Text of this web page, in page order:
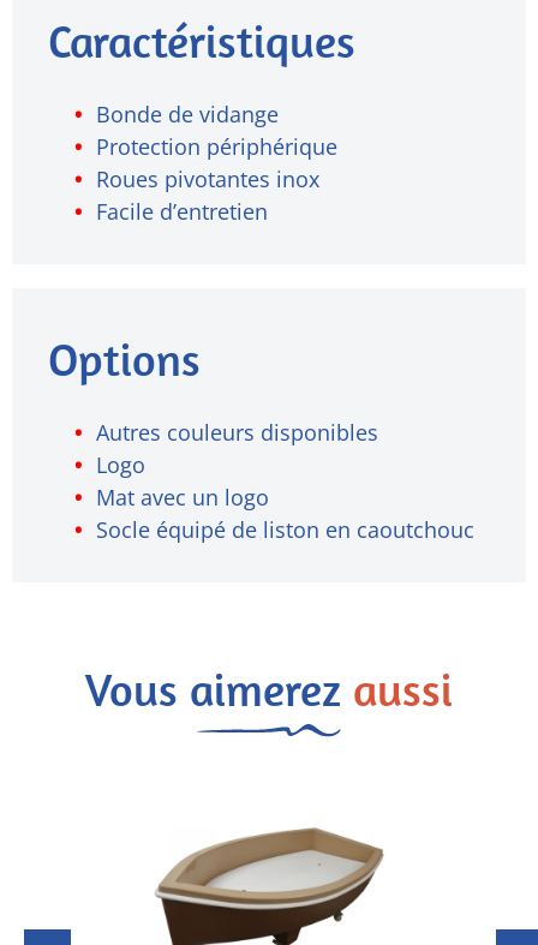
Caractéristiques
Bonde de vidange
Protection périphérique
Roues pivotantes inox
Facile d’entretien
Options
Autres couleurs disponibles
Logo
Mat avec un logo
Socle équipé de liston en caoutchouc
Vous aimerez aussi